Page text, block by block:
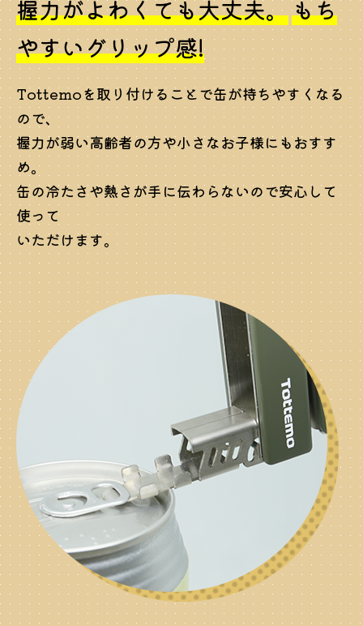
握力がよわくても大丈夫。もち
やすいグリップ感!
Tottemoを取り付けることで缶が持ちやすくなる
ので、
握力が弱い高齢者の方や小さなお子様にもおすす
め。
缶の冷たさや熱さが手に伝わらないので安心して
使って
いただけます。